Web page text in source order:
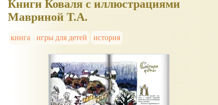
Книги Коваля с иллюстрациями
Мавриной Т.А.
книга игры для детей история